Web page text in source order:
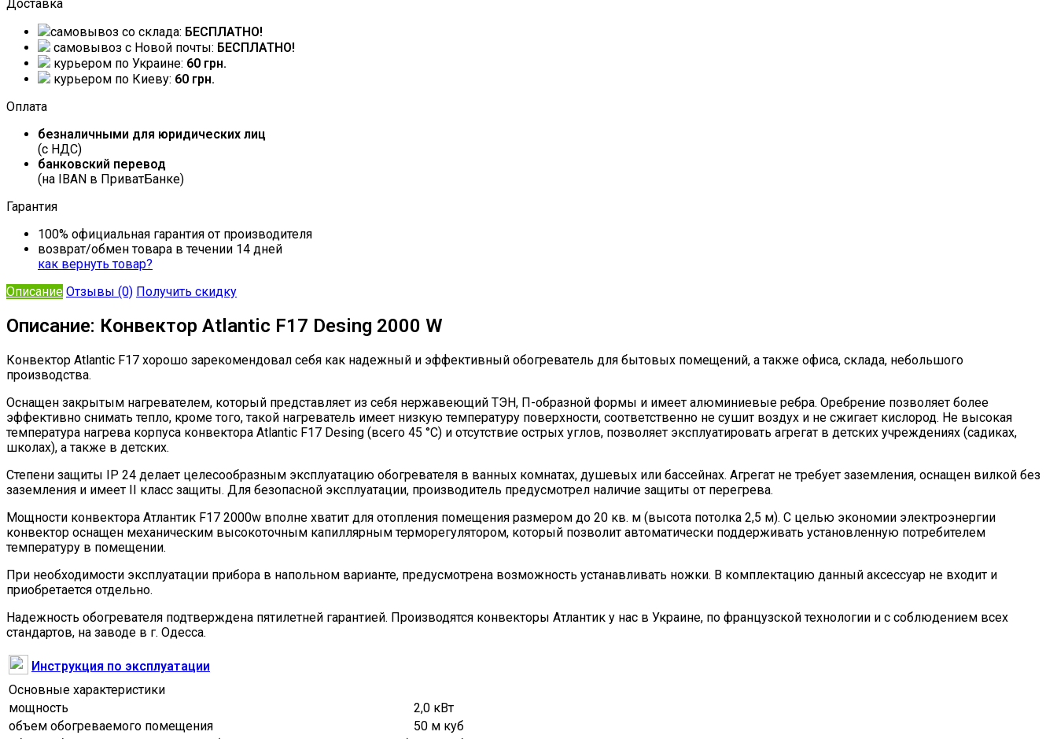
Доставка
самовывоз со склада: БЕСПЛАТНО!
самовывоз c Новой почты: БЕСПЛАТНО!
курьером по Украине: 60 грн.
курьером по Киеву: 60 грн.
Оплата
безналичными для юридических лиц
(с НДС)
банковский перевод
(на IBAN в ПриватБанке)
Гарантия
100% официальная гарантия от производителя
возврат/обмен товара в течении 14 дней
как вернуть товар?
Описание Отзывы (0) Получить скидку
Описание: Конвектор Atlantic F17 Desing 2000 W
Конвектор Atlantic F17 хорошо зарекомендовал себя как надежный и эффективный обогреватель для бытовых помещений, а также офиса, склада, небольшого
производства.
Оснащен закрытым нагревателем, который представляет из себя нержавеющий ТЭН, П-образной формы и имеет алюминиевые ребра. Оребрение позволяет более
эффективно снимать тепло, кроме того, такой нагреватель имеет низкую температуру поверхности, соответственно не сушит воздух и не сжигает кислород. Не высокая
температура нагрева корпуса конвектора Atlantic F17 Desing (всего 45 °С) и отсутствие острых углов, позволяет эксплуатировать агрегат в детских учреждениях (садиках,
школах), а также в детских.
Степени защиты IP 24 делает целесообразным эксплуатацию обогревателя в ванных комнатах, душевых или бассейнах. Агрегат не требует заземления, оснащен вилкой без
заземления и имеет ІІ класс защиты. Для безопасной эксплуатации, производитель предусмотрел наличие защиты от перегрева.
Мощности конвектора Атлантик F17 2000w вполне хватит для отопления помещения размером до 20 кв. м (высота потолка 2,5 м). С целью экономии электроэнергии
конвектор оснащен механическим высокоточным капиллярным терморегулятором, который позволит автоматически поддерживать установленную потребителем
температуру в помещении.
При необходимости эксплуатации прибора в напольном варианте, предусмотрена возможность устанавливать ножки. В комплектацию данный аксессуар не входит и
приобретается отдельно.
Надежность обогревателя подтверждена пятилетней гарантией. Производятся конвекторы Атлантик у нас в Украине, по французской технологии и с соблюдением всех
стандартов, на заводе в г. Одесса.
Инструкция по эксплуатации
Основные характеристики
мощность
2,0 кВт
объем обогреваемого помещения
50 м куб